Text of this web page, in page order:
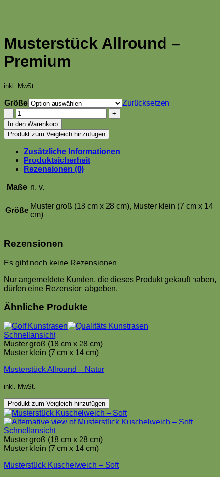
Musterstück Allround –
Premium
inkl. MwSt.
Größe
Zurücksetzen
Musterstück
Allround
–
Premium
Menge
In den Warenkorb
Produkt zum Vergleich hinzufügen
Zusätzliche Informationen
Produktsicherheit
Rezensionen (0)
Maße n. v.
Größe
Muster groß (18 cm x 28 cm), Muster klein (7 cm x 14
cm)
Rezensionen
Es gibt noch keine Rezensionen.
Nur angemeldete Kunden, die dieses Produkt gekauft haben,
dürfen eine Rezension abgeben.
Ähnliche Produkte
Schnellansicht
Muster groß (18 cm x 28 cm)
Muster klein (7 cm x 14 cm)
Musterstück Allround – Natur
inkl. MwSt.
Produkt zum Vergleich hinzufügen
Schnellansicht
Muster groß (18 cm x 28 cm)
Muster klein (7 cm x 14 cm)
Musterstück Kuschelweich – Soft